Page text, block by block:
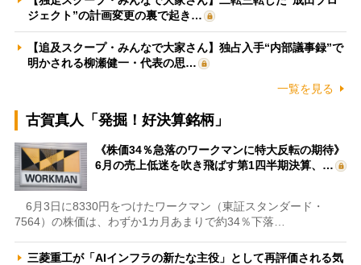
ジェクト”の計画変更の裏で起き…
【追及スクープ・みんなで大家さん】独占入手“内部議事録”で
明かされる柳瀬健一・代表の思…
一覧を見る
古賀真人「発掘！好決算銘柄」
《株価34％急落のワークマンに特大反転の期待》
6月の売上低迷を吹き飛ばす第1四半期決算、…
6月3日に8330円をつけたワークマン（東証スタンダード・
7564）の株価は、わずか1カ月あまりで約34％下落…
三菱重工が「AIインフラの新たな主役」として再評価される気